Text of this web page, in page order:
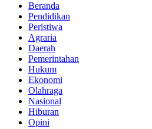
Beranda
Pendidikan
Peristiwa
Agraria
Daerah
Pemerintahan
Hukum
Ekonomi
Olahraga
Nasional
Hiburan
Opini